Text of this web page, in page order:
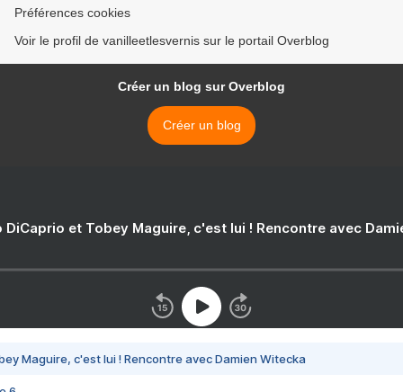
Préférences cookies
Voir le profil de vanilleetlesvernis sur le portail Overblog
Créer un blog sur Overblog
Créer un blog
DiCaprio et Tobey Maguire, c'est lui ! Rencontre avec
Maguire, c'est lui ! Rencontre avec Damien Witecka